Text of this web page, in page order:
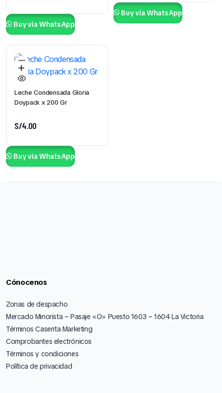
Buy via WhatsApp
Buy via WhatsApp
Leche Condensada Gloria
Doypack x 200 Gr
S/4.00
Buy via WhatsApp
Cónocenos
Zonas de despacho
Mercado Minorista – Pasaje «O» Puesto 1603 – 1604 La Victoria
Términos Caserita Marketing
Comprobantes electrónicos
Términos y condiciones
Política de privacidad